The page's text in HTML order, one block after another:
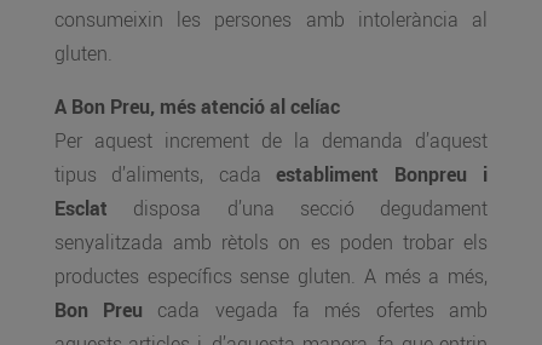
consumeixin les persones amb intolerància al
gluten.
A Bon Preu, més atenció al celíac
Per aquest increment de la demanda d’aquest
tipus d’aliments, cada establiment Bonpreu i
Esclat disposa d’una secció degudament
senyalitzada amb rètols on es poden trobar els
productes específics sense gluten. A més a més,
Bon Preu cada vegada fa més ofertes amb